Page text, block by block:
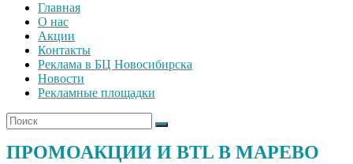
Главная
О нас
Акции
Контакты
Реклама в БЦ Новосибирска
Новости
Рекламные площадки
ПРОМОАКЦИИ И BTL В МАРЕВО